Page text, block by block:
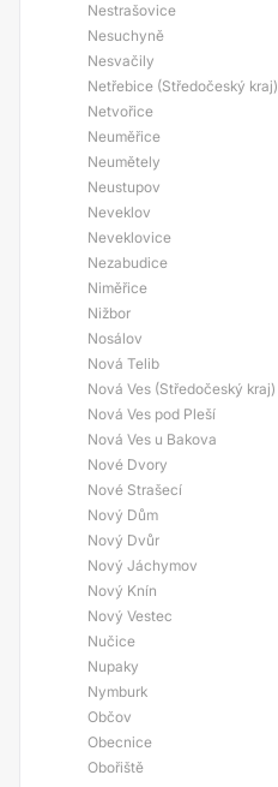
Nestrašovice
Nesuchyně
Nesvačily
Netřebice (Středočeský kraj)
Netvořice
Neuměřice
Neumětely
Neustupov
Neveklov
Neveklovice
Nezabudice
Niměřice
Nižbor
Nosálov
Nová Telib
Nová Ves (Středočeský kraj)
Nová Ves pod Pleší
Nová Ves u Bakova
Nové Dvory
Nové Strašecí
Nový Dům
Nový Dvůr
Nový Jáchymov
Nový Knín
Nový Vestec
Nučice
Nupaky
Nymburk
Občov
Obecnice
Obořiště